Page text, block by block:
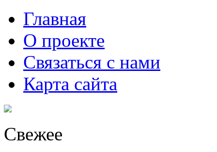
Главная
О проекте
Связаться с нами
Карта сайта
Свежее